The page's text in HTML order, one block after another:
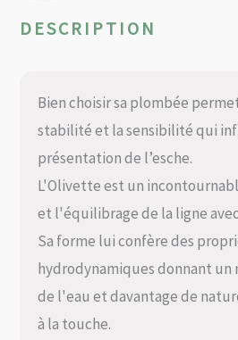
DESCRIPTION
Bien choisir sa plombée
stabilité et la sensibilité qui
présentation de l’esche.
L'Olivette est un
et l'équilibrage de la ligne
Sa forme lui confère des
hydrodynamiques donnant un
de l'eau et davantage de
à la touche.